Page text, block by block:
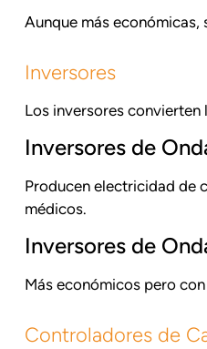
Aunque más
Inversores
Los inversores
Inversores de
Producen electricidad de
médicos.
Inversores de
Más económicos pero
Controladores de